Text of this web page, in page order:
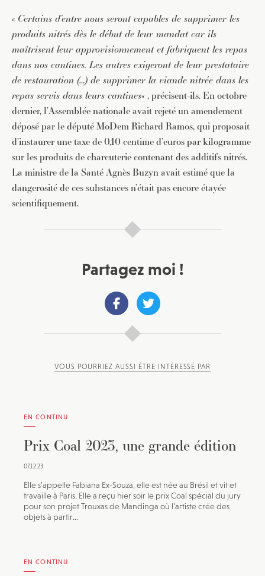
« Certains d’entre nous seront capables de supprimer les
produits nitrés dès le début de leur mandat car ils
maîtrisent leur approvisionnement et fabriquent les repas
dans nos cantines. Les autres exigeront de leur prestataire
de restauration (…) de supprimer la viande nitrée dans les
repas servis dans leurs cantines« , précisent-ils. En octobre
dernier, l’Assemblée nationale avait rejeté un amendement
déposé par le député MoDem Richard Ramos, qui proposait
d’instaurer une taxe de 0,10 centime d’euros par kilogramme
sur les produits de charcuterie contenant des additifs nitrés.
La ministre de la Santé Agnès Buzyn avait estimé que la
dangerosité de ces substances n’était pas encore étayée
scientifiquement.
Partagez moi !
VOUS POURRIEZ AUSSI ÊTRE INTÉRESSÉ PAR
EN CONTINU
Prix Coal 2023, une grande édition
07.12.23
Elle s’appelle Fabiana Ex-Souza, elle est née au Brésil et vit et
travaille à Paris. Elle a reçu hier soir le prix Coal spécial du jury
pour son projet Trouxas de Mandinga où l’artiste crée des
objets à partir...
EN CONTINU